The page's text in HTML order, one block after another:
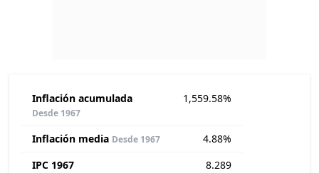
Inflación acumulada
Desde 1967
1,559.58%
Inflación media Desde 1967
4.88%
IPC 1967
8.289